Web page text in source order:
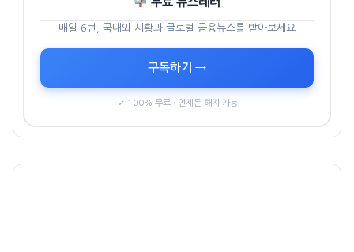
매일 6번, 국내외 시황과 글로벌 금융뉴스를 받아보세요
구독하기 →
✓ 100% 무료 · 언제든 해지 가능